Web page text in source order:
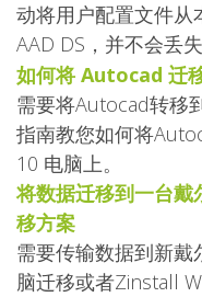
动将用户配置文件从
AAD DS，并不会丢
如何将 Autocad 迁
需要将Autocad转移
指南教您如何将
10 电脑上。
将数据迁移到一台戴
移方案
需要传输数据到新
脑迁移或者Zinstall